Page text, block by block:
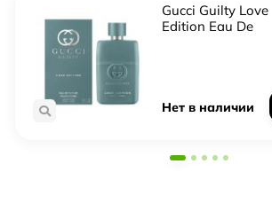
Gucci Guilty Love
Edition Eau De
Нет в наличии